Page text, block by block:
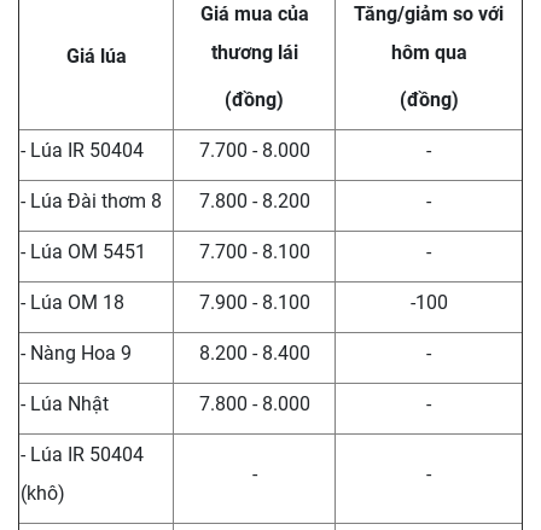
Giá lúa
Giá mua của
thương lái
(đồng)
Tăng/giảm so với
hôm qua
(đồng)
- Lúa IR 50404 7.700 - 8.000 -
- Lúa Đài thơm 8 7.800 - 8.200 -
- Lúa OM 5451 7.700 - 8.100 -
- Lúa OM 18 7.900 - 8.100 -100
- Nàng Hoa 9 8.200 - 8.400 -
- Lúa Nhật 7.800 - 8.000 -
- Lúa IR 50404
(khô)
- -